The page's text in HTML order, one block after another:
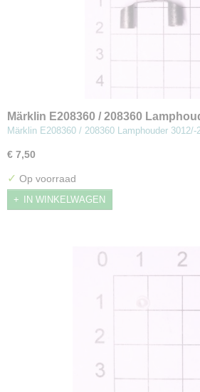
Märklin E208360 / 208360
Märklin E208360 / 208360 Lamphouder 3012/-
€ 7,50
✓ Op voorraad
IN WINKELWAGEN